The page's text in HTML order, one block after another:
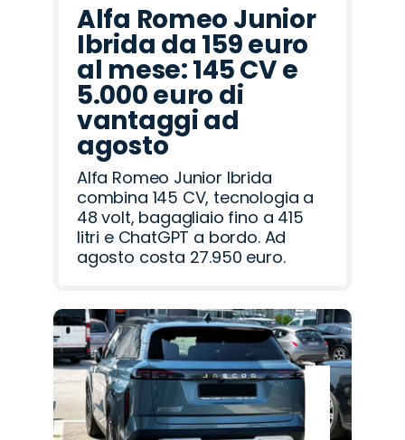
Alfa Romeo Junior
Ibrida da 159 euro
al mese: 145 CV e
5.000 euro di
vantaggi ad
agosto
Alfa Romeo Junior Ibrida
combina 145 CV, tecnologia a
48 volt, bagagliaio fino a 415
litri e ChatGPT a bordo. Ad
agosto costa 27.950 euro.